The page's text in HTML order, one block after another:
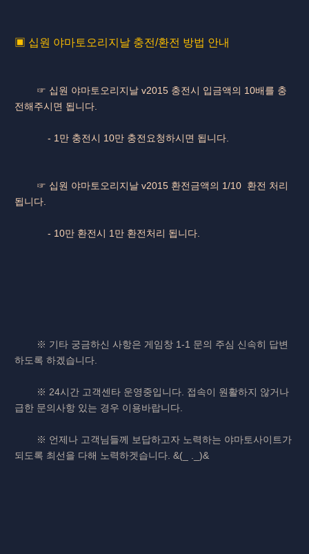
▣ 십원 야마토오리지날 충전/환전 방법 안내
☞ 십원 야마토오리지날 v2015 충전시 입금액의 10배를 충
전해주시면 됩니다.
- 1만 충전시 10만 충전요청하시면 됩니다.
☞ 십원 야마토오리지날 v2015 환전금액의 1/10 환전 처리
됩니다.
- 10만 환전시 1만 환전처리 됩니다.
※ 기타 궁금하신 사항은 게임창 1-1 문의 주심 신속히 답변
하도록 하겠습니다.
※ 24시간 고객센타 운영중입니다. 접속이 원활하지 않거나
급한 문의사항 있는 경우 이용바랍니다.
※ 언제나 고객님들께 보답하고자 노력하는 야마토사이트가
되도록 최선을 다해 노력하겟습니다. &(_ ._)&